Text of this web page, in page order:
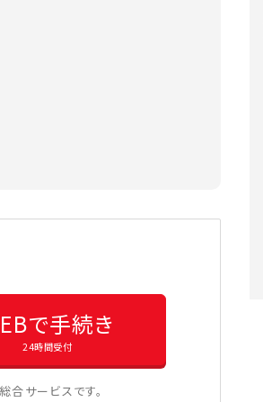
で手続き
24時間受付
サービスです。